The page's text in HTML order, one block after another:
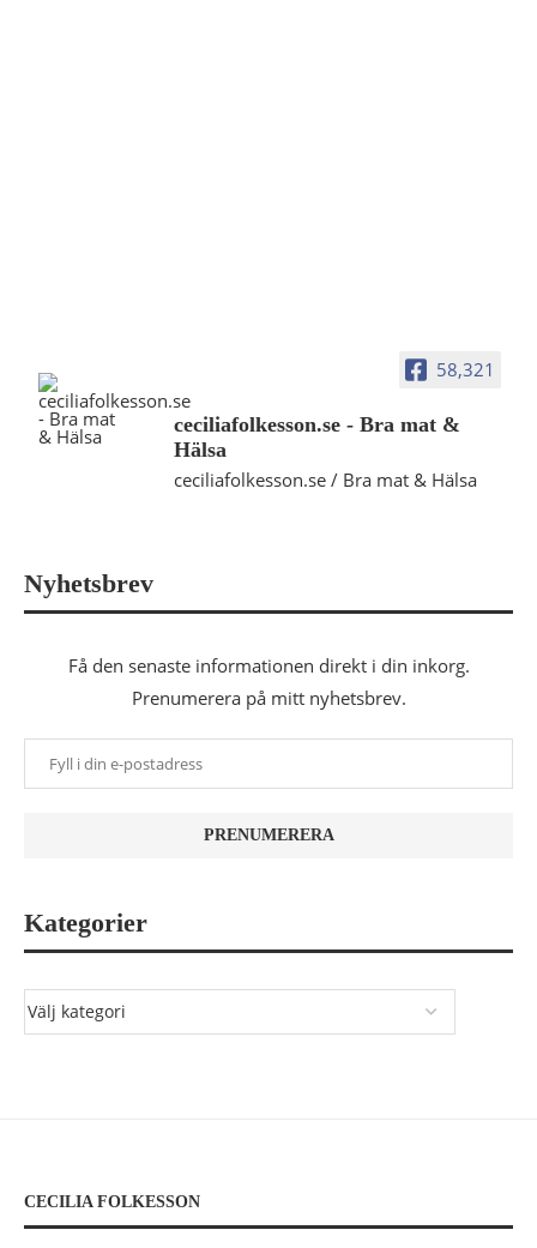
58,321
ceciliafolkesson.se - Bra mat &
Hälsa
ceciliafolkesson.se / Bra mat & Hälsa
Nyhetsbrev
Få den senaste informationen direkt i din inkorg.
Prenumerera på mitt nyhetsbrev.
Kategorier
CECILIA FOLKESSON